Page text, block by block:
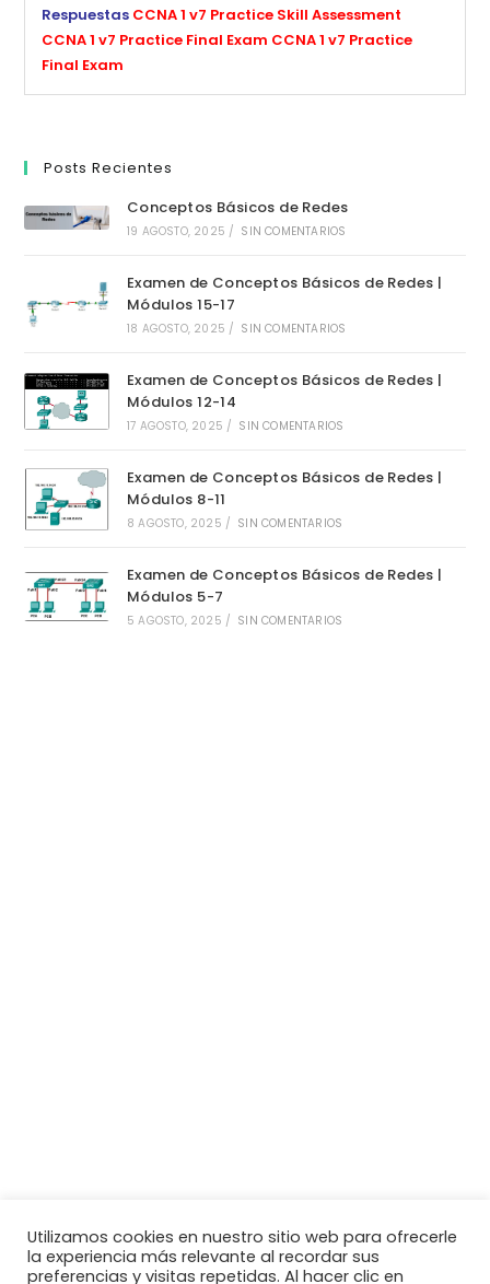
Respuestas CCNA 1 v7 Practice Skill Assessment
CCNA 1 v7 Practice Final Exam CCNA 1 v7 Practice
Final Exam
Posts Recientes
Conceptos Básicos de Redes
19 AGOSTO, 2025 / SIN COMENTARIOS
Examen de Conceptos Básicos de Redes |
Módulos 15-17
18 AGOSTO, 2025 / SIN COMENTARIOS
Examen de Conceptos Básicos de Redes |
Módulos 12-14
17 AGOSTO, 2025 / SIN COMENTARIOS
Examen de Conceptos Básicos de Redes |
Módulos 8-11
8 AGOSTO, 2025 / SIN COMENTARIOS
Examen de Conceptos Básicos de Redes |
Módulos 5-7
5 AGOSTO, 2025 / SIN COMENTARIOS
Utilizamos cookies en nuestro sitio web para ofrecerle
la experiencia más relevante al recordar sus
preferencias y visitas repetidas. Al hacer clic en